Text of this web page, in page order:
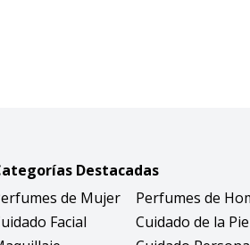
Destacadas
de Mujer
Perfumes de
Facial
Cuidado de la